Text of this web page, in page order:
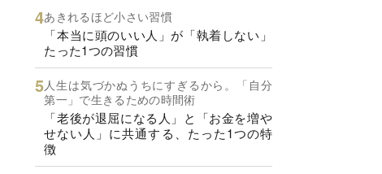
あきれるほど小さい習慣
「本当に頭のいい人」が「執着しない」
たった1つの習慣
人生は気づかぬうちにすぎるから。「自分
第一」で生きるための時間術
「老後が退屈になる人」と「お金を増や
せない人」に共通する、たった1つの特
徴